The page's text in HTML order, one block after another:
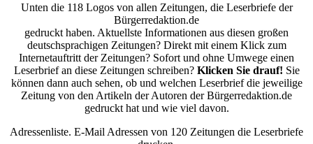
Unten die 118 Logos von allen Zeitungen, die Leserbriefe der
Bürgerredaktion.de
gedruckt haben. Aktuellste Informationen aus diesen großen
deutschsprachigen Zeitungen? Direkt mit einem Klick zum
Internetauftritt der Zeitungen? Sofort und ohne Umwege einen
Leserbrief an diese Zeitungen schreiben? Klicken Sie drauf! Sie
können dann auch sehen, ob und welchen Leserbrief die jeweilige
Zeitung von den Artikeln der Autoren der Bürgerredaktion.de
gedruckt hat und wie viel davon.
Adressenliste. E-Mail Adressen von 120 Zeitungen die Leserbriefe